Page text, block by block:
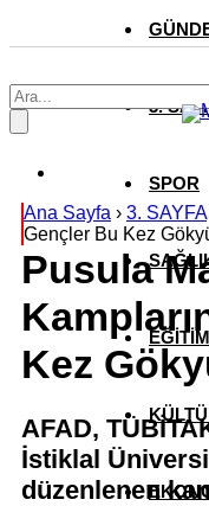
3.
SPOR
EĞİTİM
Ana Sayfa › 3. SAYFA
Gençler Bu Kez
Pusula
Kez
AFAD,
İstiklal
düzenlenen